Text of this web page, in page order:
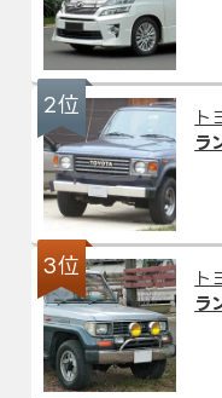
2位
ト
ラ
3位
ト
ラ